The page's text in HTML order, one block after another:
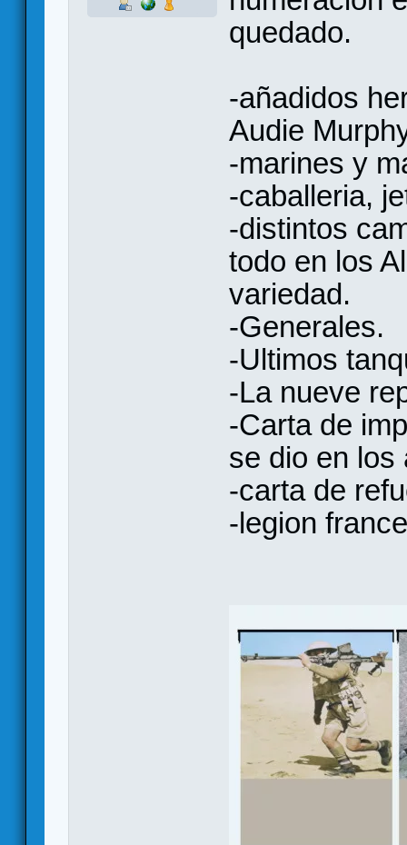
quedado.
-añadidos
Audie
-marines y
-caballeria,
-distintos
todo en los
variedad.
-Generales.
-Ultimos
-La nueve
-Carta de
se dio en los
-carta de
-legion